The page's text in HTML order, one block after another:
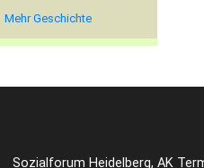
Mehr Geschichte
Sozialforum Heidelberg, AK